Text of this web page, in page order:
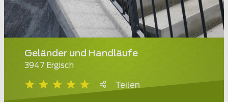
Geländer und Handläufe
3947 Ergisch
Teilen